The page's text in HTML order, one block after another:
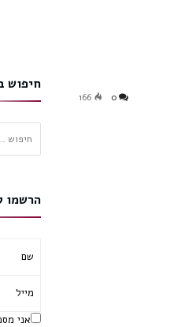
166
חיפוש
חיפוש:
הרשמו
שם
מייל
אני